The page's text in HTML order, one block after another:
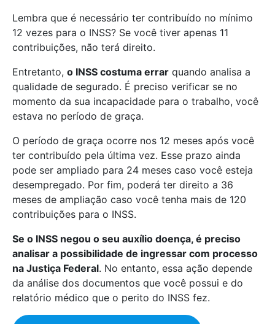
Lembra que é necessário ter contribuído no mínimo
12 vezes para o INSS? Se você tiver apenas 11
contribuições, não terá direito.
Entretanto, o INSS costuma errar quando analisa a
qualidade de segurado. É preciso verificar se no
momento da sua incapacidade para o trabalho, você
estava no período de graça.
O período de graça ocorre nos 12 meses após você
ter contribuído pela última vez. Esse prazo ainda
pode ser ampliado para 24 meses caso você esteja
desempregado. Por fim, poderá ter direito a 36
meses de ampliação caso você tenha mais de 120
contribuições para o INSS.
Se o INSS negou o seu auxílio doença, é preciso
analisar a possibilidade de ingressar com processo
na Justiça Federal. No entanto, essa ação depende
da análise dos documentos que você possui e do
relatório médico que o perito do INSS fez.